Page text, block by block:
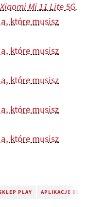
Xiaomi Mi 11 Lite 5G.
które musisz
które musisz
które musisz
które musisz
które musisz
PLAY APLIKACJE DLA